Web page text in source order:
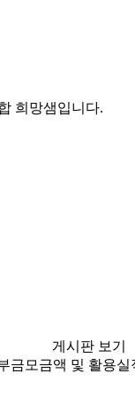
게시판 보기
금모금액 및 활용